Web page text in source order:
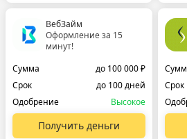
ВебЗайм
Оформление за 15
минут!
Сумма
до 100 000 ₽
Срок
до 100 дней
Одобрение
Высокое
Получить деньги
Срок